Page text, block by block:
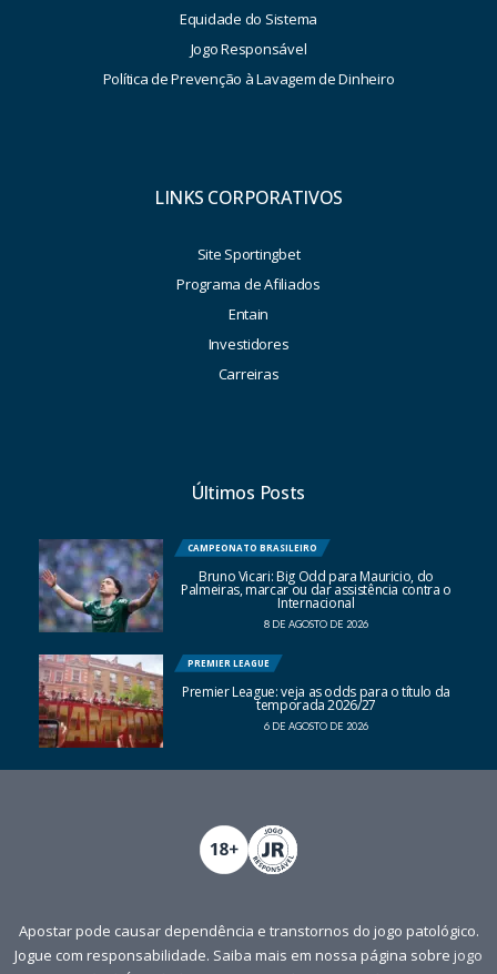
Equidade do Sistema
Jogo Responsável
Política de Prevenção à Lavagem de Dinheiro
LINKS CORPORATIVOS
Site Sportingbet
Programa de Afiliados
Entain
Investidores
Carreiras
Últimos Posts
CAMPEONATO BRASILEIRO
Bruno Vicari: Big Odd para Mauricio, do
Palmeiras, marcar ou dar assistência contra o
Internacional
8 DE AGOSTO DE 2026
PREMIER LEAGUE
Premier League: veja as odds para o título da
temporada 2026/27
6 DE AGOSTO DE 2026
Apostar pode causar dependência e transtornos do jogo patológico.
Jogue com responsabilidade. Saiba mais em nossa página sobre jogo